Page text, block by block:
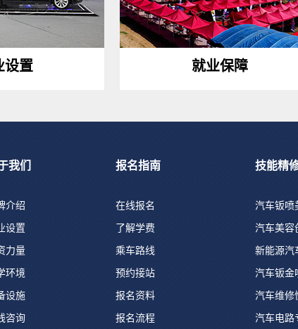
设置 就业保障
我们
介绍
设置
力量
环境
设施
咨询
报名指南
在线报名
了解学费
乘车路线
预约接站
报名资料
报名流程
技能精
汽车钣喷
汽车美容
新能源汽
汽车钣金
汽车维修
汽车电路